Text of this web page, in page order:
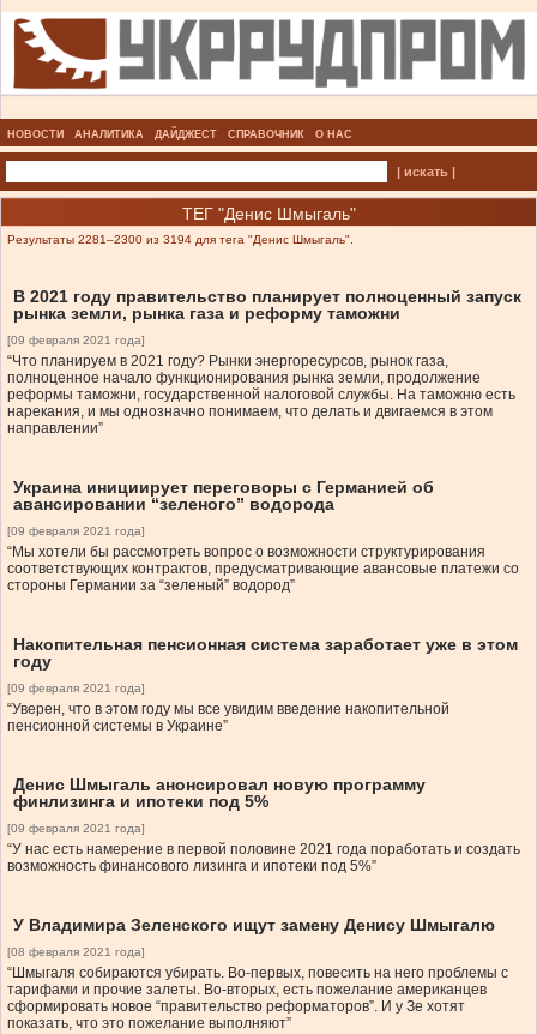
НОВОСТИ АНАЛИТИКА ДАЙДЖЕСТ СПРАВОЧНИК О НАС
| искать |
ТЕГ "Денис Шмыгаль"
Результаты 2281–2300 из 3194 для тега "Денис Шмыгаль".
В 2021 году правительство планирует полноценный запуск
рынка земли, рынка газа и реформу таможни
[09 февраля 2021 года]
“Что планируем в 2021 году? Рынки энергоресурсов, рынок газа,
полноценное начало функционирования рынка земли, продолжение
реформы таможни, государственной налоговой службы. На таможню есть
нарекания, и мы однозначно понимаем, что делать и двигаемся в этом
направлении”
Украина инициирует переговоры с Германией об
авансировании “зеленого” водорода
[09 февраля 2021 года]
“Мы хотели бы рассмотреть вопрос о возможности структурирования
соответствующих контрактов, предусматривающие авансовые платежи со
стороны Германии за “зеленый” водород”
Накопительная пенсионная система заработает уже в этом
году
[09 февраля 2021 года]
“Уверен, что в этом году мы все увидим введение накопительной
пенсионной системы в Украине”
Денис Шмыгаль анонсировал новую программу
финлизинга и ипотеки под 5%
[09 февраля 2021 года]
“У нас есть намерение в первой половине 2021 года поработать и создать
возможность финансового лизинга и ипотеки под 5%”
У Владимира Зеленского ищут замену Денису Шмыгалю
[08 февраля 2021 года]
“Шмыгаля собираются убирать. Во-первых, повесить на него проблемы с
тарифами и прочие залеты. Во-вторых, есть пожелание американцев
сформировать новое “правительство реформаторов”. И у Зе хотят
показать, что это пожелание выполняют”